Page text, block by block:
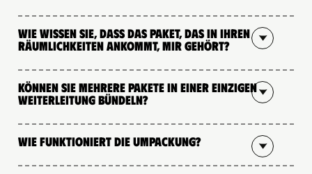
Wie wissen Sie, dass das Paket, das in Ihren
Räumlichkeiten ankommt, mir gehört?
Können Sie mehrere Pakete in einer einzigen
Weiterleitung bündeln?
Wie funktioniert die Umpackung?